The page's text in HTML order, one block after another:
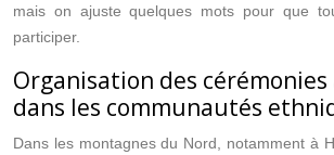
mais on ajuste quelques mots pour que
participer.
Organisation des
dans les communautés
Dans les montagnes du Nord, notamment à